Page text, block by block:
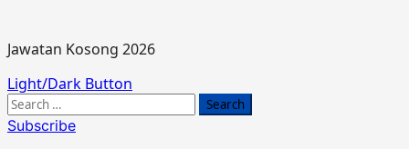
Jawatan Kosong 2026
Primary
Menu
Light/Dark Button
Search
for:
Subscribe